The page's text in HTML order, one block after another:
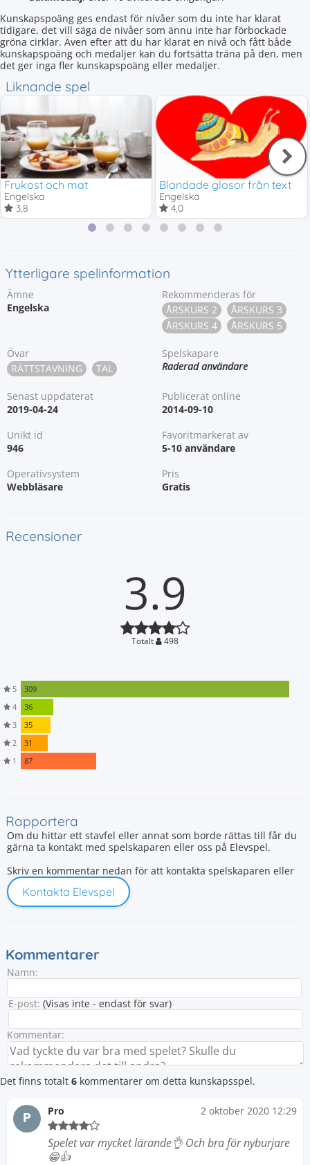
Kunskapspoäng ges endast för nivåer som du inte har klarat
tidigare, det vill säga de nivåer som ännu inte har förbockade
gröna cirklar. Även efter att du har klarat en nivå och fått både
kunskapspoäng och medaljer kan du fortsätta träna på den, men
det ger inga fler kunskapspoäng eller medaljer.
Liknande spel
Frukost och mat
Engelska
3,8
Blandade glosor från text
Engelska
4,0
Ytterligare spelinformation
Ämne
Engelska
Rekommenderas för
ÅRSKURS 2
ÅRSKURS 3
ÅRSKURS 4
ÅRSKURS 5
Övar
RÄTTSTAVNING
TAL
Spelskapare
Raderad användare
Senast uppdaterat
2019-04-24
Publicerat online
2014-09-10
Unikt id
946
Favoritmarkerat av
5-10 användare
Operativsystem
Webbläsare
Pris
Gratis
Recensioner
3.9
Totalt 498
5
309
4
36
3
35
2
31
1
87
Rapportera
Om du hittar ett stavfel eller annat som borde rättas till får du
gärna ta kontakt med spelskaparen eller oss på Elevspel.
Skriv en kommentar nedan för att kontakta spelskaparen eller
Kontakta Elevspel
Kommentarer
Namn:
E-post: (Visas inte - endast för svar)
Kommentar:
Det finns totalt 6 kommentarer om detta kunskapsspel.
P Pro 2 oktober 2020 12:29
Spelet var mycket lärande👌 Och bra för nyburjare
😁👍